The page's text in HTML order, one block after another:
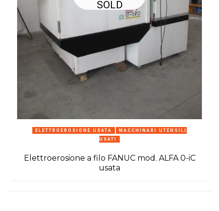
SOLD
ELETTROEROSIONE USATA
MACCHINARI UTENSILI
USATI
Elettroerosione a filo FANUC mod. ALFA 0-iC
usata